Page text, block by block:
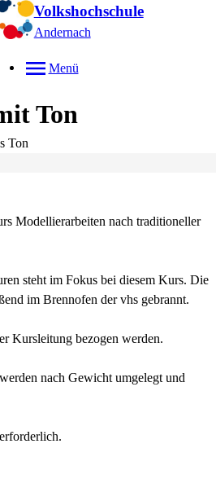
Volkshochschule
Andernach
Menü
Ton
Modellierarbeiten nach traditioneller
steht im Fokus bei diesem Kurs. Die
im Brennofen der vhs gebrannt.
Kursleitung bezogen werden.
nach Gewicht umgelegt und